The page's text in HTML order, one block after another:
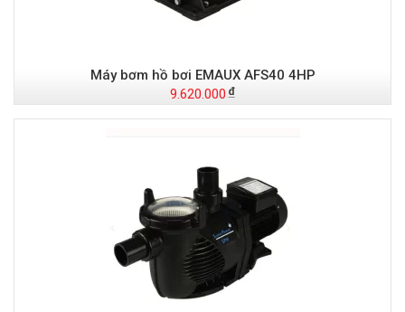
Máy bơm hồ bơi EMAUX AFS40 4HP
9.620.000